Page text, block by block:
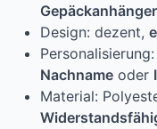
Gepäckanhänger
Design: dezent,
Nachname oder
Material: